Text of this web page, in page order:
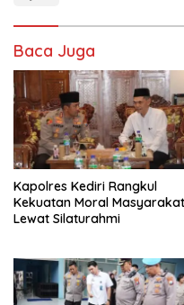
Baca Juga
Kapolres Kediri Rangkul
Kekuatan Moral Masyarakat
Lewat Silaturahmi